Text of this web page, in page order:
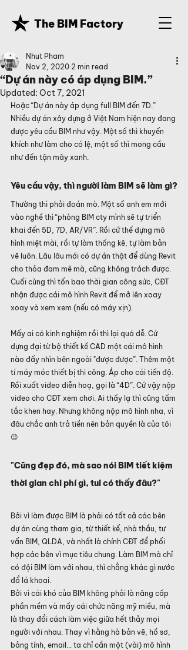
The BIM Factory
“Dự án này có áp dụng BIM.”
Nhut Pham
Nov 2, 2020 2 min read
Updated: Oct 7, 2021
Hoặc “Dự án này áp dụng full BIM đến 7D.”
Nhiều dự án xây dựng ở Việt Nam hiện nay đang
được yêu cầu BIM như vậy. Một số thì khuyến
khích như làm cho có lệ, một số thì mong cầu
như đến tận mây xanh.
Yêu cầu vậy, thì người làm BIM sẽ làm gì?
Thường thì phải đoán mò. Một số anh em mới
vào nghề thì “phòng BIM cty mình sẽ tự triển
khai đến 5D, 7D, AR/VR”. Rồi cứ thế dựng mô
hình miệt mài, rồi tự làm thống kê, tự làm bản
vẽ luôn. Lâu lâu mới có dự án thật để dùng Revit
cho thỏa đam mê mà, cũng không trách được.
Cuối cùng thì tốn bao thời gian công sức, CĐT
nhận được cái mô hình Revit để mở lên xoay
xoay và xem xem (nếu có máy xịn).
Mấy ai có kinh nghiệm rồi thì lại quá dễ. Cứ
dựng đại từ bộ thiết kế CAD một cái mô hình
nào đấy nhìn bên ngoài "được được”. Thêm một
tí máy móc thiết bị thi công. Áp cho cái tiến độ.
Rồi xuất video diễn hoạ, gọi là “4D”. Cứ vậy nộp
video cho CĐT xem chơi. Ai thấy lạ thì cũng tấm
tắc khen hay. Nhưng không nộp mô hình nha, vì
đâu chắc anh trả tiền nên bản quyền là của tôi
😉
"Cũng đẹp đó, mà sao nói BIM tiết kiệm
thời gian chi phí gì, tui có thấy đâu?"
Bởi vì làm được BIM là phải có tất cả các bên
dự án cùng tham gia, từ thiết kế, nhà thầu, tư
vấn BIM, QLDA, và nhất là chính CĐT để phối
hợp các bên vì mục tiêu chung. Làm BIM mà chỉ
có đội BIM làm với nhau, thì chẳng khác gì nước
đổ lá khoai.
Bởi vì cái khó của BIM không phải là nâng cấp
phần mềm và mấy cái chức năng mỹ miều, mà
là thay đổi cách làm việc giữa hết thảy mọi
người với nhau. Thay vì hằng hà bản vẽ, hồ sơ,
bảng tính, email... ta chỉ cần một (vài) mô hình